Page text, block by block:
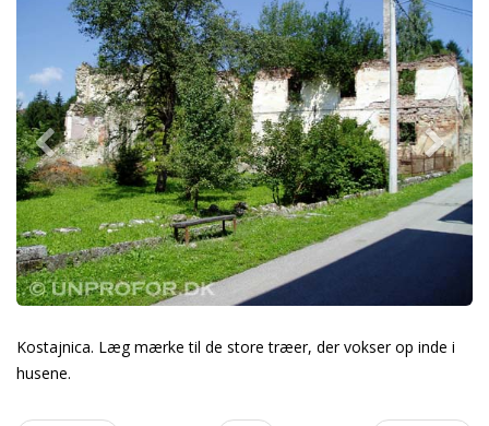
Kostajnica. Læg mærke til de store træer, der vokser op inde i
husene.